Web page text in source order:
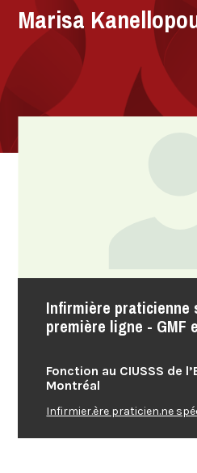
Marisa
Marisa
Infirmière praticienne
première ligne - GMF
Fonction au CIUSSS de
Montréal
Infirmier.ère praticien.ne